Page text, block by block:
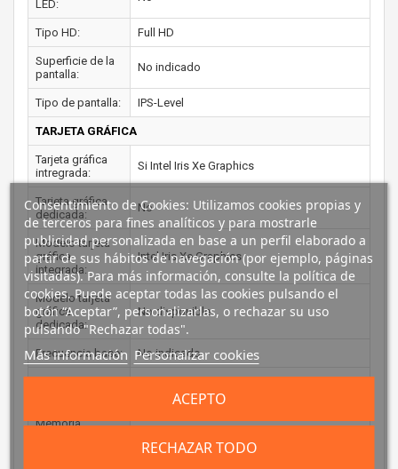
LED:
Tipo HD: Full HD
Superficie de la
pantalla:
No indicado
Tipo de pantalla: IPS-Level
TARJETA GRÁFICA
Tarjeta gráfica
intregrada:
Si Intel Iris Xe Graphics
Tarjeta gráfica
dedicada:
No
Modelo tarjeta
gráfica
integrada:
Intel Iris Xe Graphics
Modelo tarjeta
gráfica
dedicada:
No disponible
Frecuencia base: No indicado
Memoria
No indicado
Consentimiento de Cookies: Utilizamos cookies propias y
de terceros para fines analíticos y para mostrarle
publicidad personalizada en base a un perfil elaborado a
partir de sus hábitos de navegación (por ejemplo, páginas
visitadas). Para más información, consulte la política de
cookies. Puede aceptar todas las cookies pulsando el
botón “Aceptar”, personalizarlas, o rechazar su uso
pulsando "Rechazar todas".
Más información Personalizar cookies
RECHAZAR TODO
ACEPTO